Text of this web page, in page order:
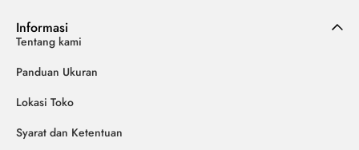
Informasi
Tentang kami
Panduan Ukuran
Lokasi Toko
Syarat dan Ketentuan